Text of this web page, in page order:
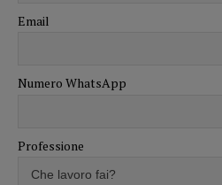
Email
Numero WhatsApp
Professione